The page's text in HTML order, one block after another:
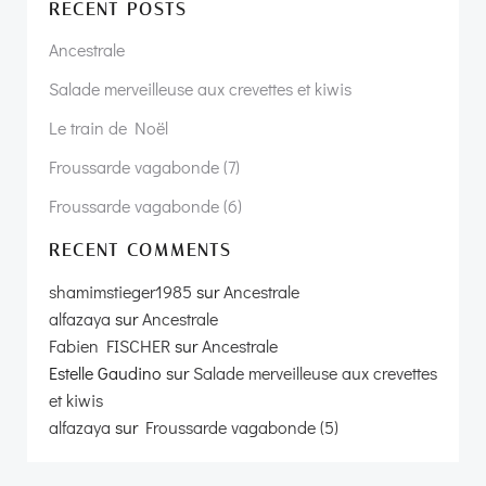
Désolé, page non trouvée !
Aller à la page d’accueil !
RECENT POSTS
Ancestrale
Salade merveilleuse aux crevettes et kiwis
Le train de Noël
Froussarde vagabonde (7)
Froussarde vagabonde (6)
RECENT COMMENTS
shamimstieger1985 surAncestrale
alfazaya surAncestrale
Fabien FISCHERsurAncestrale
Estelle Gaudino surSalade merveilleuse aux crevettes
et kiwis
alfazaya sur Froussarde vagabonde (5)